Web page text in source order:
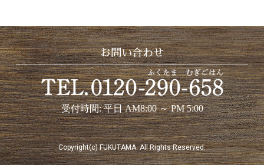
お問い合わせ
受付時間: 平日 AM8:00 ～ PM 5:00
Copyright(c) FUKUTAMA. All Rights Reserved.